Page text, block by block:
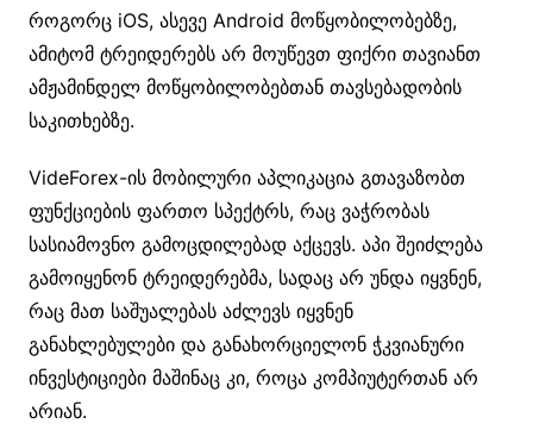
როგორც iOS, ასევე Android მოწყობილობებზე,
ამიტომ ტრეიდერებს არ მოუწევთ ფიქრი თავიანთ
ამჟამინდელ მოწყობილობებთან თავსებადობის
საკითხებზე.
VideForex-ის მობილური აპლიკაცია გთავაზობთ
ფუნქციების ფართო სპექტრს, რაც ვაჭრობას
სასიამოვნო გამოცდილებად აქცევს. აპი შეიძლება
გამოიყენონ ტრეიდერებმა, სადაც არ უნდა იყვნენ,
რაც მათ საშუალებას აძლევს იყვნენ
განახლებულები და განახორციელონ ჭკვიანური
ინვესტიციები მაშინაც კი, როცა კომპიუტერთან არ
არიან.